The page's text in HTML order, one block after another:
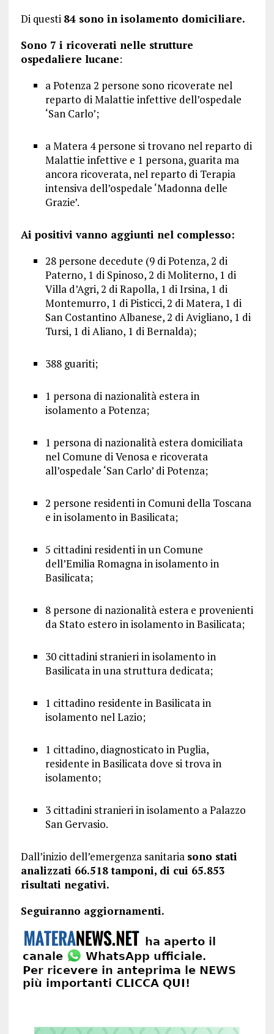
Di questi 84 sono in isolamento domiciliare.
Sono 7 i ricoverati nelle strutture
ospedaliere lucane:
a Potenza 2 persone sono ricoverate nel
reparto di Malattie infettive dell’ospedale
‘San Carlo’;
a Matera 4 persone si trovano nel reparto di
Malattie infettive e 1 persona, guarita ma
ancora ricoverata, nel reparto di Terapia
intensiva dell’ospedale ‘Madonna delle
Grazie’.
Ai positivi vanno aggiunti nel complesso:
28 persone decedute (9 di Potenza, 2 di
Paterno, 1 di Spinoso, 2 di Moliterno, 1 di
Villa d’Agri, 2 di Rapolla, 1 di Irsina, 1 di
Montemurro, 1 di Pisticci, 2 di Matera, 1 di
San Costantino Albanese, 2 di Avigliano, 1 di
Tursi, 1 di Aliano, 1 di Bernalda);
388 guariti;
1 persona di nazionalità estera in
isolamento a Potenza;
1 persona di nazionalità estera domiciliata
nel Comune di Venosa e ricoverata
all’ospedale ‘San Carlo’ di Potenza;
2 persone residenti in Comuni della Toscana
e in isolamento in Basilicata;
5 cittadini residenti in un Comune
dell’Emilia Romagna in isolamento in
Basilicata;
8 persone di nazionalità estera e provenienti
da Stato estero in isolamento in Basilicata;
30 cittadini stranieri in isolamento in
Basilicata in una struttura dedicata;
1 cittadino residente in Basilicata in
isolamento nel Lazio;
1 cittadino, diagnosticato in Puglia,
residente in Basilicata dove si trova in
isolamento;
3 cittadini stranieri in isolamento a Palazzo
San Gervasio.
Dall’inizio dell’emergenza sanitaria sono stati
analizzati 66.518 tamponi, di cui 65.853
risultati negativi.
Seguiranno aggiornamenti.